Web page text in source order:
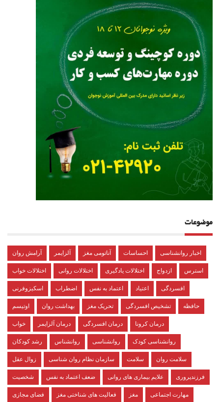
موضوعات
آرامش روان آلزایمر آناتومی مغز احساسات اخبار روانشناسی
اختلالات خواب اختلالات روانی اختلالات یادگیری ازدواج استرس
اسکیزوفرنی اضطراب اعتماد به نفس اعتیاد افسردگی
اوتیسم بهداشت روان تحریک مغز تشخیص افسردگی حافظه
خواب درمان آلزایمر درمان افسردگی درمان کرونا
رشد کودکان روانشناس روانشناسی روانشناسی کودک
زوال عقل سازمان نظام روان شناسی سلامت سلامت روان
شخصیت ضعف اعتماد به نفس علایم بیماری های روانی فرزندپروری
فضای مجازی فعالیت های شناختی مغز مغز مهارت اجتماعی